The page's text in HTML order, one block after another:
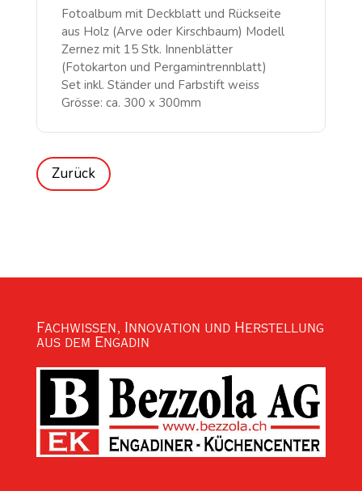
Fotoalbum mit Deckblatt und Rückseite
aus Holz (Arve oder Kirschbaum) Modell
Zernez mit 15 Stk. Innenblätter
(Fotokarton und Pergamintrennblatt)
Set inkl. Ständer und Farbstift weiss
Grösse: ca. 300 x 300mm
Fachwissen, Innovation und Herstellung
aus dem Engadin